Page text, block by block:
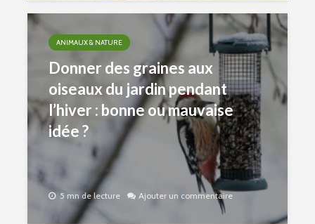
ANIMAUX & NATURE
Donner des graines aux
oiseaux du jardin pendant
l’hiver : bonne ou mauvaise
idée ?
5 mn de lecture Ajouter un commentaire